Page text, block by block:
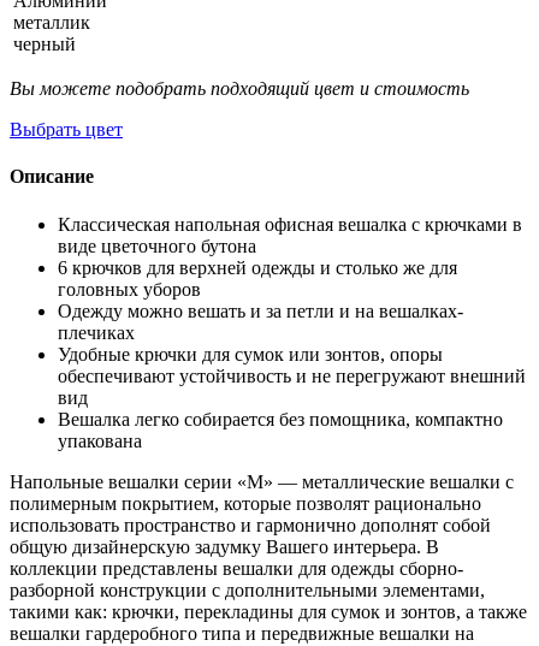
металлик
черный
Вы можете подобрать подходящий цвет и стоимость
Выбрать цвет
Описание
Классическая напольная офисная вешалка с крючками в
виде цветочного бутона
6 крючков для верхней одежды и столько же для
головных уборов
Одежду можно вешать и за петли и на вешалках-
плечиках
Удобные крючки для сумок или зонтов, опоры
обеспечивают устойчивость и не перегружают внешний
вид
Вешалка легко собирается без помощника, компактно
упакована
Напольные вешалки серии «М» — металлические вешалки с
полимерным покрытием, которые позволят рационально
использовать пространство и гармонично дополнят собой
общую дизайнерскую задумку Вашего интерьера. В
коллекции представлены вешалки для одежды сборно-
разборной конструкции с дополнительными элементами,
такими как: крючки, перекладины для сумок и зонтов, а также
вешалки гардеробного типа и передвижные вешалки на